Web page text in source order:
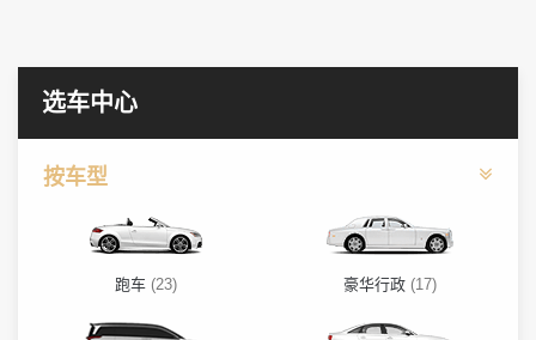
按车型
跑车 (23) 豪华行政 (17)